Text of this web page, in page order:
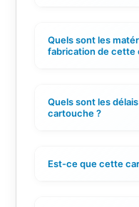
Quels sont les
fabrication de cette
Quels sont les
cartouche ?
Est-ce que cette